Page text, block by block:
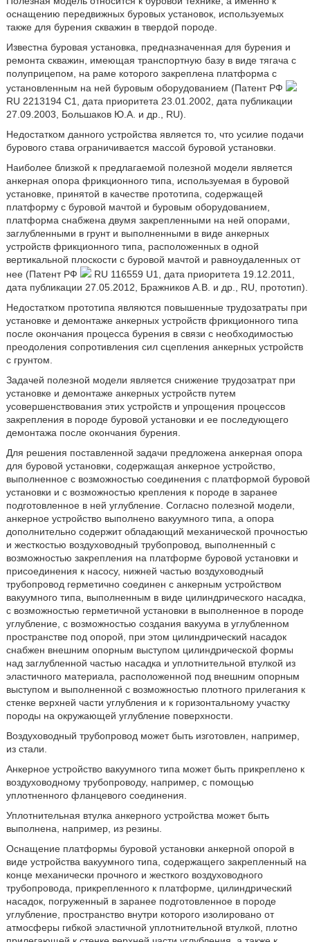
оснащению передвижных буровых установок, используемых
также для бурения скважин в твердой породе.
Известна буровая установка, предназначенная для бурения и
ремонта скважин, имеющая транспортную базу в виде тягача с
полуприцепом, на раме которого закреплена платформа с
установленным на ней буровым оборудованием (Патент РФ
RU 2213194 С1, дата приоритета 23.01.2002, дата публикации
27.09.2003, Большаков Ю.А. и др., RU).
Недостатком данного устройства является то, что усилие подачи
бурового става ограничивается массой буровой установки.
Наиболее близкой к предлагаемой полезной модели является
анкерная опора фрикционного типа, используемая в буровой
установке, принятой в качестве прототипа, содержащей
платформу с буровой мачтой и буровым оборудованием,
платформа снабжена двумя закрепленными на ней опорами,
заглубленными в грунт и выполненными в виде анкерных
устройств фрикционного типа, расположенных в одной
вертикальной плоскости с буровой мачтой и равноудаленных от
нее (Патент РФ
RU 116559 U1, дата приоритета 19.12.2011,
дата публикации 27.05.2012, Бражников А.В. и др., RU, прототип).
Недостатком прототипа являются повышенные трудозатраты при
установке и демонтаже анкерных устройств фрикционного типа
после окончания процесса бурения в связи с необходимостью
преодоления сопротивления сил сцепления анкерных устройств
с грунтом.
Задачей полезной модели является снижение трудозатрат при
установке и демонтаже анкерных устройств путем
усовершенствования этих устройств и упрощения процессов
закрепления в породе буровой установки и ее последующего
демонтажа после окончания бурения.
Для решения поставленной задачи предложена анкерная опора
для буровой установки, содержащая анкерное устройство,
выполненное с возможностью соединения с платформой буровой
установки и с возможностью крепления к породе в заранее
подготовленное в ней углубление. Согласно полезной модели,
анкерное устройство выполнено вакуумного типа, а опора
дополнительно содержит обладающий механической прочностью
и жесткостью воздуховодный трубопровод, выполненный с
возможностью закрепления на платформе буровой установки и
присоединения к насосу, нижней частью воздуховодный
трубопровод герметично соединен с анкерным устройством
вакуумного типа, выполненным в виде цилиндрического насадка,
с возможностью герметичной установки в выполненное в породе
углубление, с возможностью создания вакуума в углубленном
пространстве под опорой, при этом цилиндрический насадок
снабжен внешним опорным выступом цилиндрической формы
над заглубленной частью насадка и уплотнительной втулкой из
эластичного материала, расположенной под внешним опорным
выступом и выполненной с возможностью плотного прилегания к
стенке верхней части углубления и к горизонтальному участку
породы на окружающей углубление поверхности.
Воздуховодный трубопровод может быть изготовлен, например,
из стали.
Анкерное устройство вакуумного типа может быть прикреплено к
воздуховодному трубопроводу, например, с помощью
уплотненного фланцевого соединения.
Уплотнительная втулка анкерного устройства может быть
выполнена, например, из резины.
Оснащение платформы буровой установки анкерной опорой в
виде устройства вакуумного типа, содержащего закрепленный на
конце механически прочного и жесткого воздуховодного
трубопровода, прикрепленного к платформе, цилиндрический
насадок, погруженный в заранее подготовленное в породе
углубление, пространство внутри которого изолировано от
атмосферы гибкой эластичной уплотнительной втулкой, плотно